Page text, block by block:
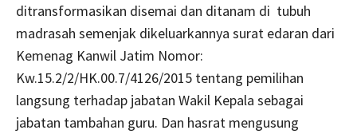
ditransformasikan disemai dan ditanam di tubuh
madrasah semenjak dikeluarkannya surat edaran dari
Kemenag Kanwil Jatim Nomor:
Kw.15.2/2/HK.00.7/4126/2015 tentang pemilihan
langsung terhadap jabatan Wakil Kepala sebagai
jabatan tambahan guru. Dan hasrat mengusung